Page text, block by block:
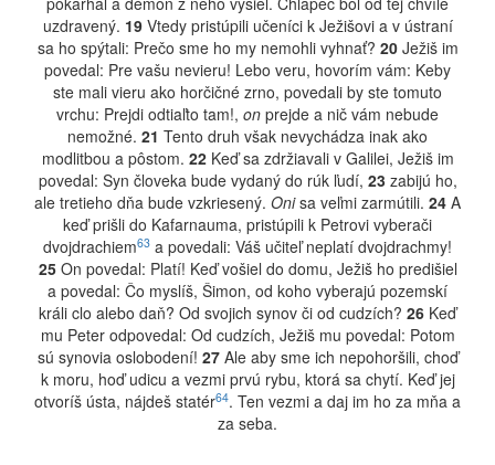
uzdravený. 19Vtedy pristúpili učeníci k Ježišovi a v ústraní
sa ho spýtali: Prečo sme ho my nemohli vyhnať? 20Ježiš im
povedal: Pre vašu nevieru! Lebo veru, hovorím vám: Keby
ste mali vieru ako horčičné zrno, povedali by ste tomuto
vrchu: Prejdi odtiaľto tam!, on prejde a nič vám nebude
nemožné. 21 Tento druh však nevychádza inak ako
modlitbou a pôstom. 22Keď sa zdržiavali v Galilei, Ježiš im
povedal: Syn človeka bude vydaný do rúk ľudí, 23zabijú ho,
ale tretieho dňa bude vzkriesený. Onisa veľmi zarmútili. 24 A
keď prišli do Kafarnauma, pristúpili k Petrovi vyberači
dvojdrachiem63 a povedali: Váš učiteľ neplatí dvojdrachmy!
25On povedal: Platí! Keď vošiel do domu, Ježiš ho predišiel
a povedal: Čo myslíš, Šimon, od koho vyberajú pozemskí
králi clo alebo daň? Od svojich synov či od cudzích? 26 Keď
mu Peter odpovedal: Od cudzích, Ježiš mu povedal: Potom
sú synovia oslobodení! 27Ale aby sme ich nepohoršili, choď
k moru, hoď udicu a vezmi prvú rybu, ktorá sa chytí. Keď jej
otvoríš ústa, nájdeš statér64. Ten vezmi a daj im ho za mňa a
za seba.